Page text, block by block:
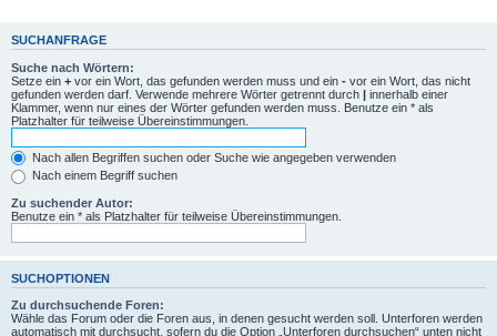
SUCHANFRAGE
Suche nach Wörtern:
Setze ein + vor ein Wort, das gefunden werden muss und ein - vor ein Wort, das nicht
gefunden werden darf. Verwende mehrere Wörter getrennt durch | innerhalb einer
Klammer, wenn nur eines der Wörter gefunden werden muss. Benutze ein * als
Platzhalter für teilweise Übereinstimmungen.
Nach allen Begriffen suchen oder Suche wie angegeben verwenden
Nach einem Begriff suchen
Zu suchender Autor:
Benutze ein * als Platzhalter für teilweise Übereinstimmungen.
SUCHOPTIONEN
Zu durchsuchende Foren:
Wähle das Forum oder die Foren aus, in denen gesucht werden soll. Unterforen werden
automatisch mit durchsucht, sofern du die Option „Unterforen durchsuchen“ unten nicht